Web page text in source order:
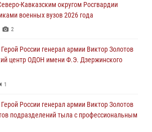
занятие по стрелковой подготовке для
юношеского туризма и
Народной Республики
Кавказским округом Росгвардии
военных вузов 2026 года
2
России генерал армии Виктор Золотов
центр ОДОН имени Ф.Э. Дзержинского
1
России генерал армии Виктор Золотов
подразделений тыла с профессиональным